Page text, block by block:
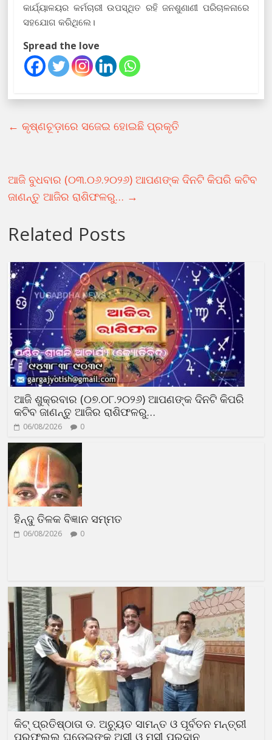
କାର୍ଯ୍ୟାଳୟର କର୍ମଚାରୀ ଉପସ୍ଥିତ ରହି ଜନଶୁଣାଣୀ ପରିଚାଳନାରେ
ସହଯୋଗ କରିଥିଲେ।
Spread the love
← କୃଷ୍ଣଚୂଡ଼ାରେ ସଜେଇ ହୋଇଛି ପ୍ରକୃତି
ଆଜି ବୁଧବାର (୦୩.୦୬.୨୦୨୬) ଆପଣଙ୍କ ଦିନଟି କିପରି କଟିବ
ଜାଣନ୍ତୁ ଆଜିର ରାଶିଫଳରୁ… →
Related Posts
ଆଜି ଶୁକ୍ରବାର (୦୭.୦୮.୨୦୨୬) ଆପଣଙ୍କ ଦିନଟି କିପରି
କଟିବ ଜାଣନ୍ତୁ ଆଜିର ରାଶିଫଳରୁ…
06/08/2026 0
ହିନ୍ଦୁ ତିଳକ ବିଜ୍ଞାନ ସମ୍ମତ
06/08/2026 0
କିଟ୍ ପ୍ରତିଷ୍ଠାତା ଡ. ଅଚ୍ୟୁତ ସାମନ୍ତ ଓ ପୂର୍ବତନ ମନ୍ତ୍ରୀ
ପ୍ରଫୁଲ୍ଲ ଘଡେଇଙ୍କୁ ଅସୀ ଓ ମସୀ ପ୍ରଦାନ